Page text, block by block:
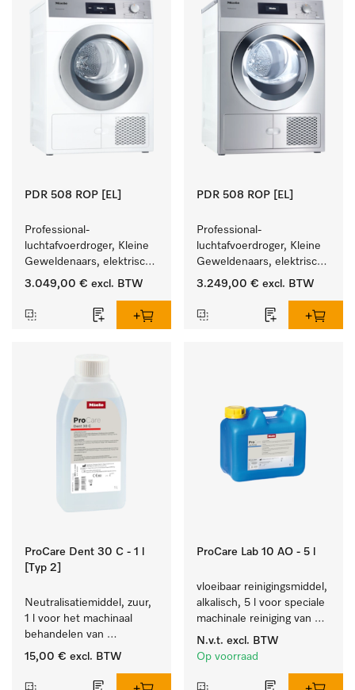
PDR 508 ROP [EL]
Professional-
luchtafvoerdroger, Kleine
Geweldenaars, elektrisch
verwarmd  met zeer korte
8 kg in 42 min.
3.049,00 € excl. BTW
PDR 508 ROP [EL]
Professional-
luchtafvoerdroger, Kleine
Geweldenaars, elektrisch
verwarmd  met zeer korte
8 kg in 42 min.
3.249,00 € excl. BTW
ProCare Dent 30 C - 1 l
[Typ 2]
Neutralisatiemiddel, zuur,
1 l voor het machinaal
behandelen van
tandheelkundige- en
15,00 € excl. BTW
ProCare Lab 10 AO - 5 l
vloeibaar reinigingsmiddel,
alkalisch, 5 l voor speciale
machinale reiniging van
laboratoriumglaswerk en -
gerei.
N.v.t. excl. BTW
Op voorraad